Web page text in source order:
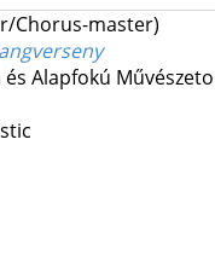
Chorus-master)
Alapfokú